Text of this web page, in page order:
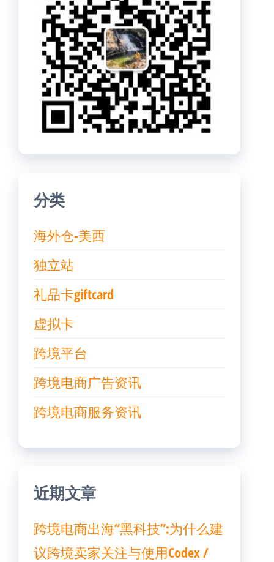
分类
海外仓-美西
独立站
礼品卡giftcard
虚拟卡
跨境平台
跨境电商广告资讯
跨境电商服务资讯
近期文章
跨境电商出海“黑科技”:为什么建
议跨境卖家关注与使用Codex /